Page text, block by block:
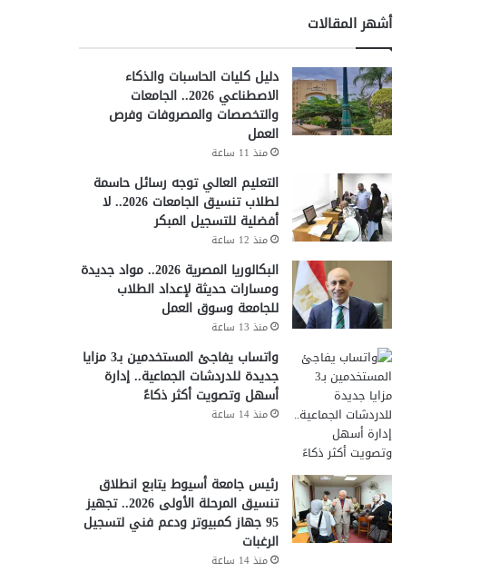
أشهر المقالات
دليل كليات الحاسبات والذكاء
الاصطناعي 2026.. الجامعات
والتخصصات والمصروفات وفرص
العمل
منذ 11 ساعة
التعليم العالي توجه رسائل حاسمة
لطلاب تنسيق الجامعات 2026.. لا
أفضلية للتسجيل المبكر
منذ 12 ساعة
البكالوريا المصرية 2026.. مواد جديدة
ومسارات حديثة لإعداد الطلاب
للجامعة وسوق العمل
منذ 13 ساعة
واتساب يفاجئ المستخدمين بـ3 مزايا
جديدة للدردشات الجماعية.. إدارة
أسهل وتصويت أكثر ذكاءً
منذ 14 ساعة
رئيس جامعة أسيوط يتابع انطلاق
تنسيق المرحلة الأولى 2026.. تجهيز
95 جهاز كمبيوتر ودعم فني لتسجيل
الرغبات
منذ 14 ساعة